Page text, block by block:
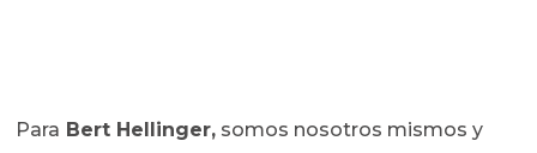
Para Bert Hellinger, somos nosotros mismos y